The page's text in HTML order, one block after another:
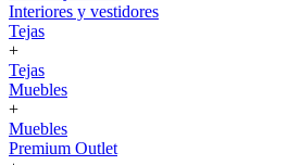
Interiores y vestidores
Tejas
+
Tejas
Muebles
+
Muebles
Premium Outlet